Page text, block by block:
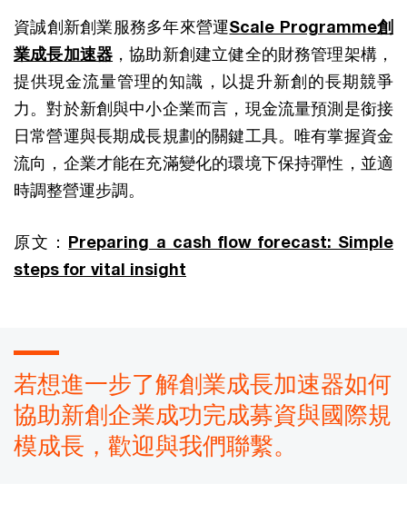
資誠創新創業服務多年來營運Scale Programme創
業成長加速器 ，協助新創建立健全的財務管理架構，
提供現金流量管理的知識，以提升新創的長期競爭
力。對於新創與中小企業而言，現金流量預測是銜接
日常營運與長期成長規劃的關鍵工具。唯有掌握資金
流向，企業才能在充滿變化的環境下保持彈性，並適
時調整營運步調。
原文： Preparing a cash flow forecast: Simple
steps for vital insight
若想進一步了解創業成長加速器如何
協助新創企業成功完成募資與國際規
模成長，歡迎與我們聯繫。